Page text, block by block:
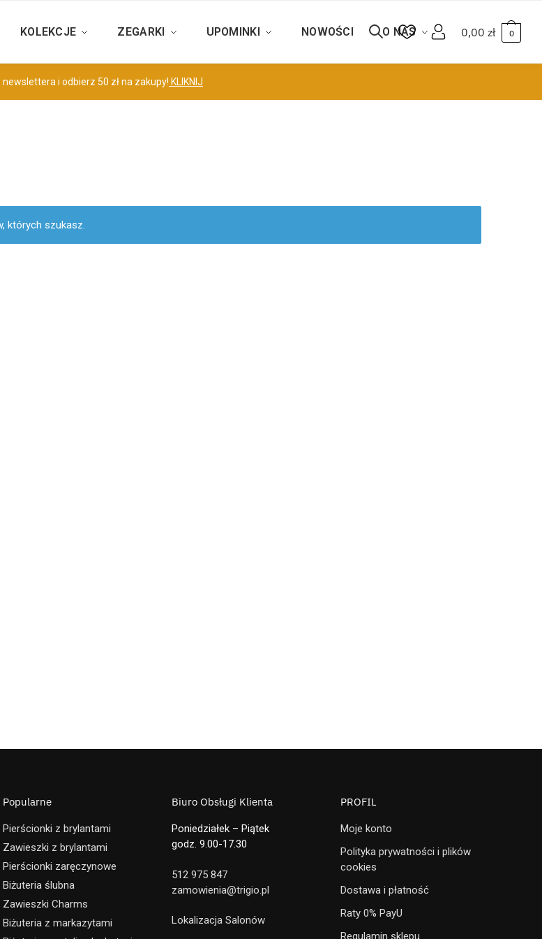
KOLEKCJE ZEGARKI UPOMINKI NOWOŚCI O NAS 0,00 zł 0
newslettera i odbierz 50 zł na zakupy! KLIKNIJ
których szukasz.
Popularne
Pierścionki z brylantami
Zawieszki z brylantami
Pierścionki zaręczynowe
Biżuteria ślubna
Zawieszki Charms
Biżuteria z markazytami
Biuro Obsługi Klienta
Poniedziałek – Piątek
godz. 9.00-17.30
512 975 847
zamowienia@trigio.pl
Lokalizacja Salonów
PROFIL
Moje konto
Polityka prywatności i plików
cookies
Dostawa i płatność
Raty 0% PayU
Regulamin sklepu